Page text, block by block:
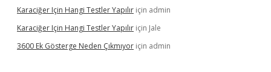
Karaciğer Için Hangi Testler Yapılır için admin
Karaciğer Için Hangi Testler Yapılır için Jale
3600 Ek Gösterge Neden Çıkmıyor için admin